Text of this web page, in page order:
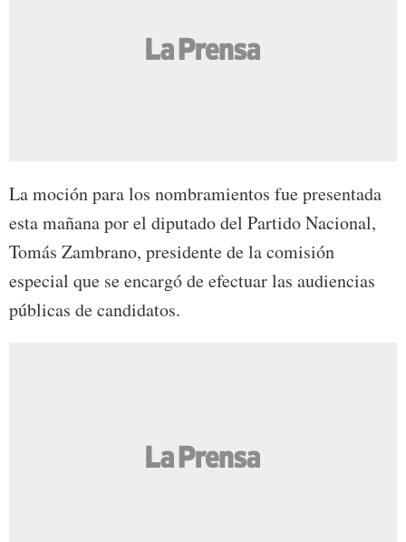
La moción para los nombramientos fue presentada
esta mañana por el diputado del Partido Nacional,
Tomás Zambrano, presidente de la comisión
especial que se encargó de efectuar las audiencias
públicas de candidatos.